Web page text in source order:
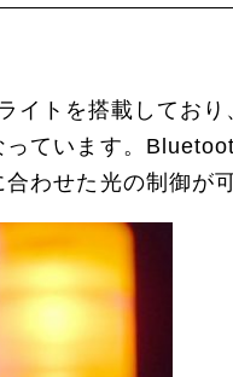
トを搭載しており
ています。
わせた光の制御が